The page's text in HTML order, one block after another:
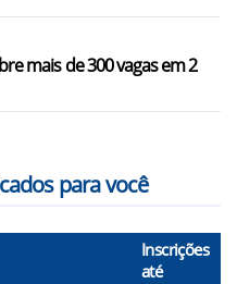
mais de 300 vagas em 2
para você
Inscrições
até